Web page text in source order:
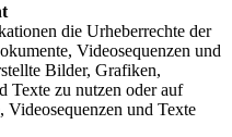
die Urheberrechte der
Videosequenzen und
Bilder, Grafiken,
Texte zu nutzen oder auf
und Texte